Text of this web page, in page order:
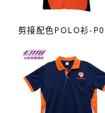
剪接配色POLO衫-